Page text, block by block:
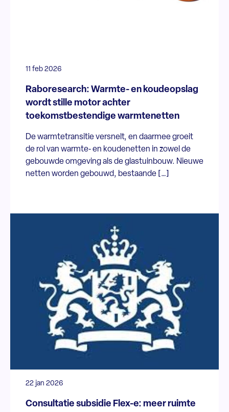
11 feb 2026
Raboresearch: Warmte- en koudeopslag
wordt stille motor achter
toekomstbestendige warmtenetten
De warmtetransitie versnelt, en daarmee groeit
de rol van warmte‑ en koudenetten in zowel de
gebouwde omgeving als de glastuinbouw. Nieuwe
netten worden gebouwd, bestaande […]
22 jan 2026
Consultatie subsidie Flex-e: meer ruimte